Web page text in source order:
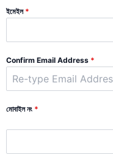
ইমেইল *
Confirm Email Address *
মোবাইল নং *